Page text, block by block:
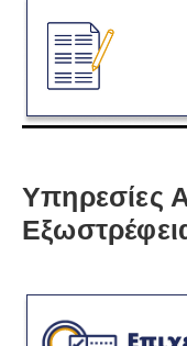
Υπηρεσίες